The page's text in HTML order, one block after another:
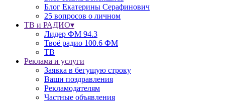
Блог Екатерины Серафинович
25 вопросов о личном
ТВ и РАДИО▾
Лидер ФМ 94.3
Твоё радио 100.6 ФМ
ТВ
Реклама и услуги
Заявка в бегущую строку
Ваши поздравления
Рекламодателям
Частные объявления